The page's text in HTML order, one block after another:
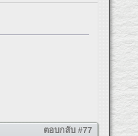
ตอบกลับ #77